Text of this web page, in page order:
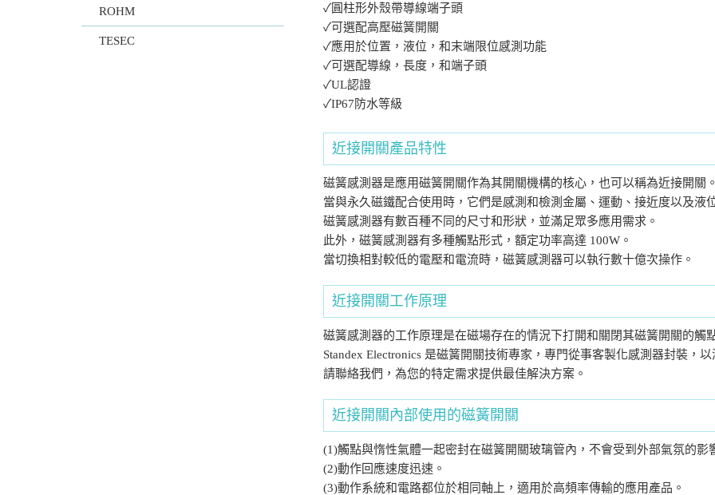
ROHM
TESEC
✓圓柱形外殼帶導線端子頭
✓可選配高壓磁簧開關
✓應用於位置，液位，和末端限位感測功能
✓可選配導線，長度，和端子頭
✓UL認證
✓IP67防水等級
近接開關產品特性
磁簧感測器是應用磁簧開關作為其開關機構的核心，也可以稱為近接開關。
當與永久磁鐵配合使用時，它們是感測和檢測金屬、運動、接近度以及液
磁簧感測器有數百種不同的尺寸和形狀，並滿足眾多應用需求。
此外，磁簧感測器有多種觸點形式，額定功率高達 100W。
當切換相對較低的電壓和電流時，磁簧感測器可以執行數十億次操作。
近接開關工作原理
磁簧感測器的工作原理是在磁場存在的情況下打開和關閉其磁簧開關的觸
Standex Electronics 是磁簧開關技術專家，專門從事客製化感測器封裝，
請聯絡我們，為您的特定需求提供最佳解決方案。
近接開關內部使用的磁簧開關
(1)觸點與惰性氣體一起密封在磁簧開關玻璃管內，不會受到外部氣氛的影
(2)動作回應速度迅速。
(3)動作系統和電路都位於相同軸上，適用於高頻率傳輸的應用產品。